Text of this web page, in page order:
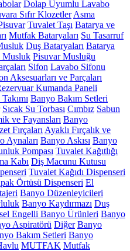
Dolap Uyumlu Lavabo
Sıfır Klozetler Asma
Tuvalet Taşı Batarya ve
Mutfak Bataryaları Su Tasarruf
Duş Bataryaları Batarya
Musluk Pisuvar Musluğu
Sifon Lavabo Sifonu
Aksesuarları ve Parçaları
Kumanda Paneli
Banyo Bakım Setleri
Sıcak Su Torbası Cımbız Sabun
ve Fayansları Banyo
Fırçaları Ayaklı Fırçalık ve
Aynaları Banyo Askısı Banyo
Pompası Tuvalet Kağıtlığı
Kabı Diş Macunu Kutusu
Tuvalet Kağıdı Dispenseri
Örtüsü Dispenseri El
Banyo Düzenleyicileri
Banyo Kaydırmazı Duş
Engelli Banyo Ürünleri Banyo
Aspiratörü Diğer Banyo
Bakım Setleri Banyo
MUTFAK Mutfak